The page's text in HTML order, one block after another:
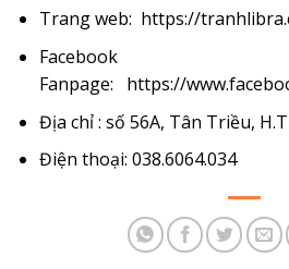
Trang web: https://
Facebook
Fanpage: https://
Địa chỉ : số 56A, Tân Triều,
Điện thoại: 038.6064.034